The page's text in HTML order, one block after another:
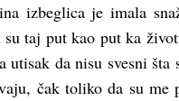
izbeglica je imala
taj put kao put ka
da nisu svesni šta
čak toliko da su me